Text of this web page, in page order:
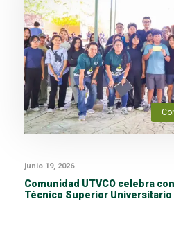
junio 19, 2026
Comunidad UTVCO celebra
Técnico Superior Universitario